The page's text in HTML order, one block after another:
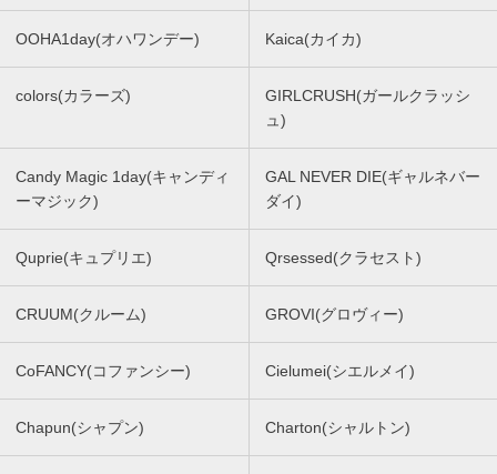
OOHA1day(オハワンデー) Kaica(カイカ)
colors(カラーズ)
GIRLCRUSH(ガールクラッシ
ュ)
Candy Magic 1day(キャンディ
ーマジック)
GAL NEVER DIE(ギャルネバー
ダイ)
Quprie(キュプリエ) Qrsessed(クラセスト)
CRUUM(クルーム) GROVI(グロヴィー)
CoFANCY(コファンシー) Cielumei(シエルメイ)
Chapun(シャプン) Charton(シャルトン)